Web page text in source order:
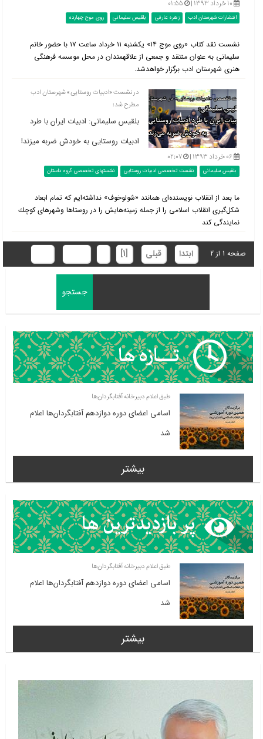
۱۰ خرداد ۱۳۹۳ | ۰۱:۵۵
انتشارات شهرستان ادب زهره عارفی بلقیس سلیمانی روی موج چهارده
نشست نقد کتاب «روی موج ١۴» یکشنبه ١١ خرداد ساعت ١٧ با حضور خانم
سلیمانی به عنوان منتقد و جمعی از علاقه‎مندان در محل موسسه فرهنگی
هنری شهرستان ادب برگزار خواهدشد.
در نشست «ادبيات روستایی» شهرستان ادب
مطرح شد:
بلقیس سليمانی: ادبيات ايران با طرد
ادبيات روستایی به خودش ضربه می‎زند!
۰۶ خرداد ۱۳۹۳ | ۰۲:۰۷
بلقیس سلیمانی نشست تخصصی ادبیات روستایی نشستهای تخصصی گروه داستان
ما بعد از انقلاب نویسنده‌ای همانند «شولوخوف» نداشته‌ایم كه تمام ابعاد
شكل‌گیری انقلاب اسلامی را از جمله زمینه‌هایش را در روستاها وشهرهای كوچك
نمایندگی كند
صفحه 1 از 2 ابتدا قبلی [1]
طبق اعلام دبیرخانه آفتابگردان‌ها
اسامی اعضای دوره دوازدهم آفتابگردان‌ها اعلام
شد
بیشتر
طبق اعلام دبیرخانه آفتابگردان‌ها
اسامی اعضای دوره دوازدهم آفتابگردان‌ها اعلام
شد
بیشتر